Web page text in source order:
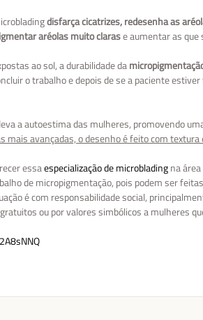
disfarça cicatrizes, redesenha as
aréolas muito clarase aumentar as que
ao sol, a durabilidade da
o trabalho e depois de se a paciente
a autoestima das mulheres, promovendo
mais avançadas, o desenho é feito com
essaespecialização de microbladingna
de micropigmentação, pois podem ser
é com responsabilidade social,
ou por valores simbólicos a mulheres